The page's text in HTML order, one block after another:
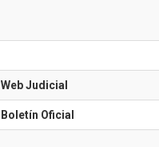
Judicial
Oficial